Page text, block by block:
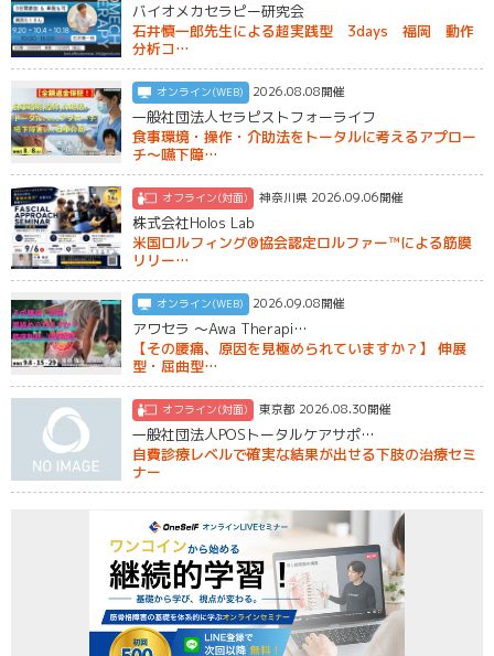
バイオメカセラピー研究会
石井慎一郎先生による超実践型 3days 福岡 動作
分析コ…
オンライン(WEB) 2026.08.08開催
一般社団法人セラピストフォーライフ
食事環境・操作・介助法をトータルに考えるアプロー
チ～嚥下障…
オフライン(対面) 神奈川県 2026.09.06開催
株式会社Holos Lab
米国ロルフィング®︎協会認定ロルファー™️による筋膜
リリー…
オンライン(WEB) 2026.09.08開催
アワセラ ～Awa Therapi…
【その腰痛、原因を見極められていますか？】 伸展
型・屈曲型…
オフライン(対面) 東京都 2026.08.30開催
一般社団法人POSトータルケアサポ…
自費診療レベルで確実な結果が出せる下肢の治療セミ
ナー